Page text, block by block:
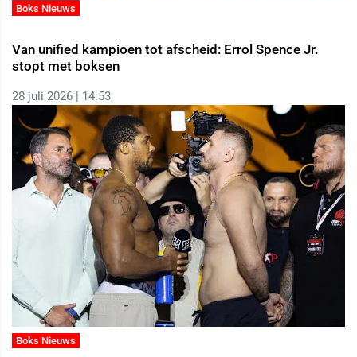
Boks Nieuws
Van unified kampioen tot afscheid: Errol Spence Jr.
stopt met boksen
28 juli 2026 | 14:53
Boks Nieuws